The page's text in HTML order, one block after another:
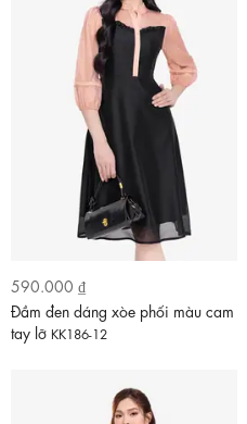
590.000 ₫
Đầm đen dáng xòe phối màu cam
tay lỡ KK186-12